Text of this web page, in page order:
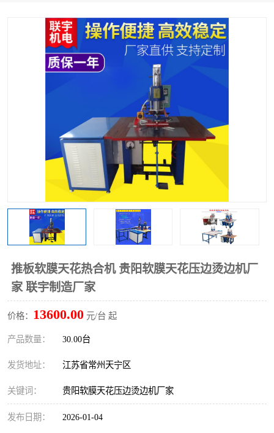
推板软膜天花热合机 贵阳软膜天花压边烫边机厂
家 联宇制造厂家
价格： 13600.00 元/台 起
产品数量： 30.00台
发货地址： 江苏省常州天宁区
关键词： 贵阳软膜天花压边烫边机厂家
发布日期： 2026-01-04
高频压花压标机 自动超声波打片成型机
泡壳包装封口机 海绵产品成型机